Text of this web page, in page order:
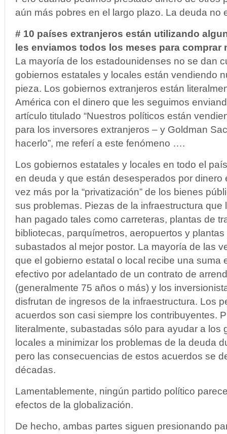
aún más pobres en el largo plazo. La deuda no
# 10 países extranjeros están utilizando
les enviamos todos los meses para comprar
La mayoría de los estadounidenses no se dan
gobiernos estatales y locales están vendiendo
pieza. Los gobiernos extranjeros están
América con el dinero que les seguimos
artículo titulado “Nuestros políticos están
para los inversores extranjeros – y Goldman
hacerlo”, me referí a este fenómeno ….
Los gobiernos estatales y locales en todo el
en deuda y que están desesperados por dinero
vez más por la “privatización” de los bienes
sus problemas. Piezas de la infraestructura que
han pagado tales como carreteras, plantas de
bibliotecas, parquímetros, aeropuertos y
subastados al mejor postor. La mayoría de las
que el gobierno estatal o local recibe una suma
efectivo por adelantado de un contrato de
(generalmente 75 años o más) y los
disfrutan de ingresos de la infraestructura. Los
acuerdos son casi siempre los contribuyentes.
literalmente, subastadas sólo para ayudar a los
locales a minimizar los problemas de la deuda
pero las consecuencias de estos acuerdos se
décadas.
Lamentablemente, ningún partido político
efectos de la globalización.
De hecho, ambas partes siguen presionando